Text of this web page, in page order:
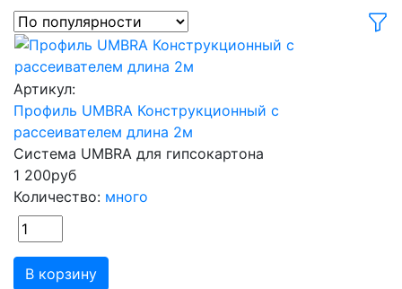
Артикул:
Профиль UMBRA Конструкционный с
рассеивателем длина 2м
Система UMBRA для гипсокартона
1 200руб
Количество: много
В корзину